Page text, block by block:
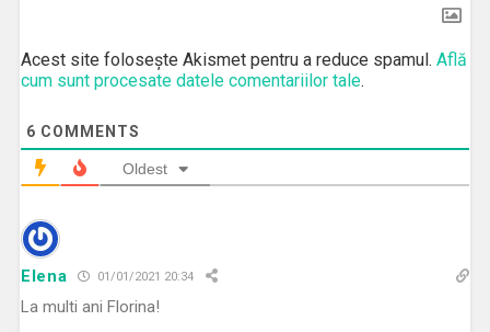
Acest site folosește Akismet pentru a reduce spamul. Află
cum sunt procesate datele comentariilor tale.
6 COMMENTS
Oldest
Elena 01/01/2021 20:34
La multi ani Florina!